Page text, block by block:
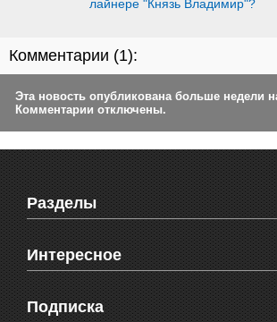
лайнере "Князь Владимир"?
Комментарии (1):
Эта новость опубликована больше недели
Комментарии отключены.
Разделы
Новости Феодосии
Новости Крыма
Мировые новости
Объявления
Интересное
Видео о Феодосии
Веб-камеры Феодосии
Подписка